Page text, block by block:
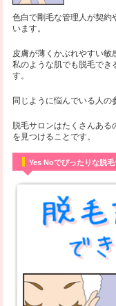
色白で剛毛な管理人が契約
います。
皮膚が薄くかぶれやすい敏
私のような肌でも脱毛でき
す。
同じように悩んでいる人の
脱毛サロンはたくさんある
を見つけることです。
Yes Noでぴったりな脱